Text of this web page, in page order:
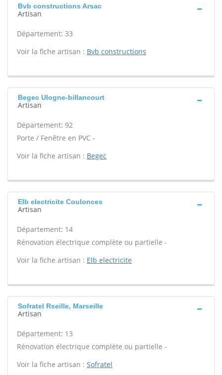
Bvb constructions Arsac
Artisan
Département: 33
Voir la fiche artisan : Bvb constructions
Begec Ulogne-billancourt
Artisan
Département: 92
Porte / Fenêtre en PVC -
Voir la fiche artisan : Begec
Elb electricite Coulonces
Artisan
Département: 14
Rénovation électrique complète ou partielle -
Voir la fiche artisan : Elb electricite
Sofratel Rseille, Marseille
Artisan
Département: 13
Rénovation électrique complète ou partielle -
Voir la fiche artisan : Sofratel